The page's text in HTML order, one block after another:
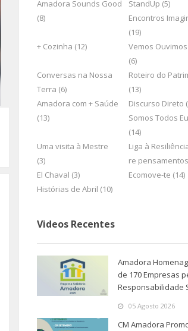
Amadora Sounds Good
(8)
StandUp (5)
Encontros
(19)
+ Cozinha (12)
Vemos
(6)
Conversas na Nossa
Terra (6)
Roteiro do
(13)
Amadora com + Saúde
(13)
Discurso Direto
Somos Todos
(14)
Uma visita à Mestre
(3)
Liga à
re
El Chaval (3)
Ecomove-te (14)
Histórias de Abril (10)
Videos Recentes
Amadora
de 170 Empresas
Responsabilidade
05 Agosto 2026
CM Amadora